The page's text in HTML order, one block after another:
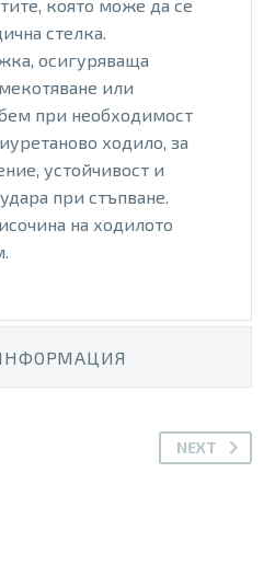
която може да се
стелка.
осигуряваща
или
при необходимост
ходило, за
устойчивост и
при стъпване.
на ходилото
NEXT